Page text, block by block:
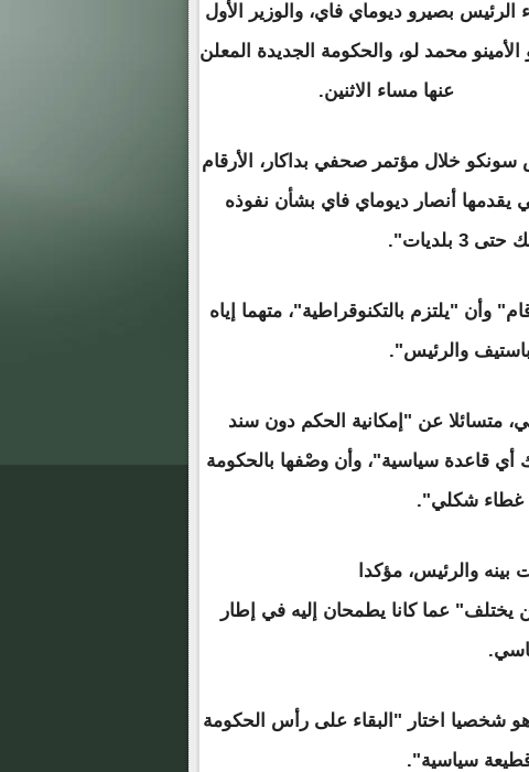
الرئيس بصيرو ديوماي فاي، والوزير الأول
الأمينو محمد لو، والحكومة الجديدة المعلن
عنها مساء الاثنين.
خلال مؤتمر صحفي بداكار، الأرقام
يقدمها أنصار ديوماي فاي بشأن نفوذه
بلديات".
وأن "يلتزم بالتكنوقراطية"، متهما إياه
والرئيس".
متسائلا عن "إمكانية الحكم دون سند
أي قاعدة سياسية"، وأن وصْفها بالحكومة
غطاء شكلي".
والرئيس، مؤكدا
يختلف" عما كانا يطمحان إليه في إطار
هو شخصيا اختار "البقاء على رأس الحكومة
سياسية".